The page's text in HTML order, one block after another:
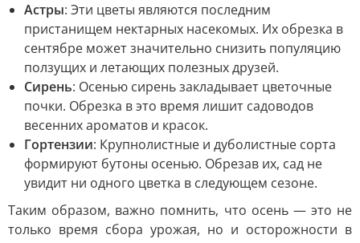
Астры: Эти цветы являются последним
пристанищем нектарных насекомых. Их обрезка в
сентябре может значительно снизить популяцию
ползущих и летающих полезных друзей.
Сирень: Осенью сирень закладывает цветочные
почки. Обрезка в это время лишит садоводов
весенних ароматов и красок.
Гортензии: Крупнолистные и дуболистные сорта
формируют бутоны осенью. Обрезав их, сад не
увидит ни одного цветка в следующем сезоне.
Таким образом, важно помнить, что осень — это не
только время сбора урожая, но и осторожности в